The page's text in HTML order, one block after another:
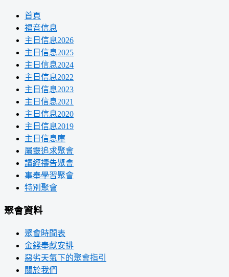
首頁
福音信息
主日信息2026
主日信息2025
主日信息2024
主日信息2022
主日信息2023
主日信息2021
主日信息2020
主日信息2019
主日信息庫
屬靈追求聚會
讀經禱告聚會
事奉學習聚會
特別聚會
聚會資料
聚會時間表
金錢奉獻安排
惡劣天氣下的聚會指引
關於我們